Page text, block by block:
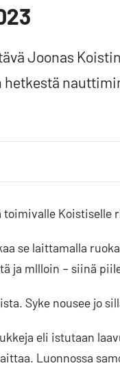
Joonas
Koistiselle
se laittamalla
ja mllloin – siinä
Syke nousee jo
eli istutaan
Luonnossa